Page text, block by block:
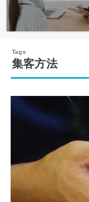
集客方法